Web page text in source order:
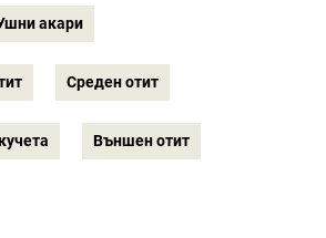
акари
Среден отит
Външен отит